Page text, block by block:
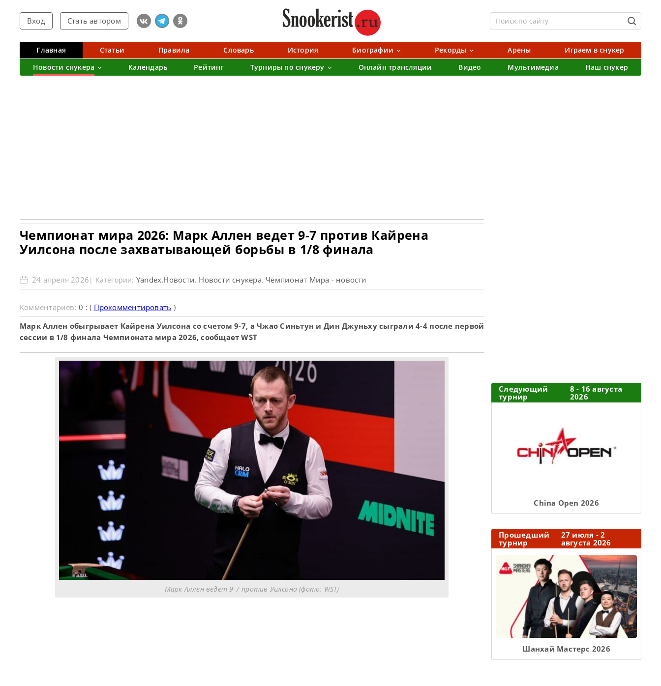
Вход Стать автором
Главная Статьи Правила Словарь История Биографии Рекорды Арены
Играем в снукер
Новости снукера
Календарь Рейтинг Турниры по снукеру Онлайн трансляции Видео Мультимедиа Наш снукер
Чемпионат мира 2026: Марк Аллен ведет 9-7 против Кайрена
Уилсона после захватывающей борьбы в 1/8 финала
24 апреля 2026 | Категории: Yandex.Новости, Новости снукера, Чемпионат Мира - новости
Комментариев:0 : ( Прокомментировать )
Марк Аллен обыгрывает Кайрена Уилсона со счетом 9-7, а Чжао Синьтун и Дин Джуньху сыграли 4-4 после первой
сессии в 1/8 финала Чемпионата мира 2026, сообщает WST
Марк Аллен ведет 9-7 против Уилсона (фото: WST)
Следующий
турнир
8 - 16 августа
2026
Сhina Open 2026
Прошедший
турнир
27 июля - 2
августа 2026
Шанхай Мастерс 2026